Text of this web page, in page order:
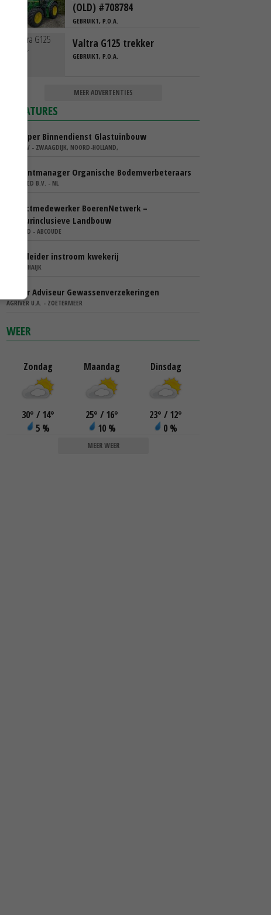
(OLD) #708784
GEBRUIKT, P.O.A.
Valtra G125 trekker
GEBRUIKT, P.O.A.
MEER ADVERTENTIES
VACATURES
Verkoper Binnendienst Glastuinbouw
KARO BV - ZWAAGDIJK, NOORD-HOLLAND,
Accountmanager Organische Bodemverbeteraars
COMGOED B.V. - NL
Projectmedewerker BoerenNetwerk –
Natuurinclusieve Landbouw
WIJ.LAND - ABCOUDE
Teamleider instroom kwekerij
IBN - SCHAIJK
Senior Adviseur Gewassenverzekeringen
AGRIVER U.A. - ZOETERMEER
WEER
Zondag
30° / 14°
5 %
Maandag
25° / 16°
10 %
Dinsdag
23° / 12°
0 %
MEER WEER